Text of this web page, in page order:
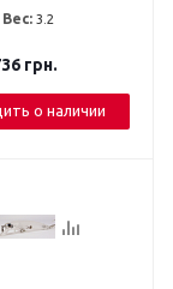
Вес: 3.2
грн.
о наличии